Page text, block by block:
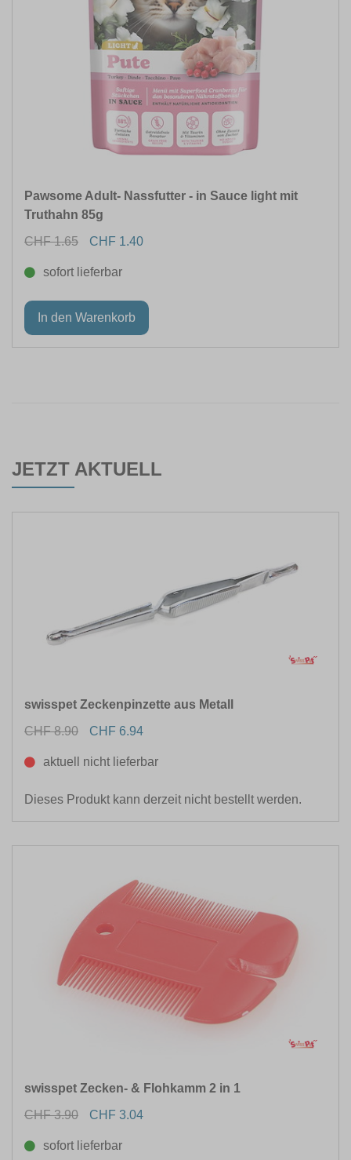
Pawsome Adult- Nassfutter - in Sauce light mit
Truthahn 85g
CHF 1.65
CHF 1.40
sofort lieferbar
JETZT AKTUELL
swisspet Zeckenpinzette aus Metall
CHF 8.90
CHF 6.94
aktuell nicht lieferbar
Dieses Produkt kann derzeit nicht bestellt werden.
swisspet Zecken- & Flohkamm 2 in 1
CHF 3.90
CHF 3.04
sofort lieferbar